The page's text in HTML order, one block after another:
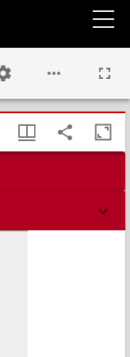
zusamenkunft von
den Röm: Küniglichen Stuel
hin vnd wider verlauffen
auff gegenwertiges Monat